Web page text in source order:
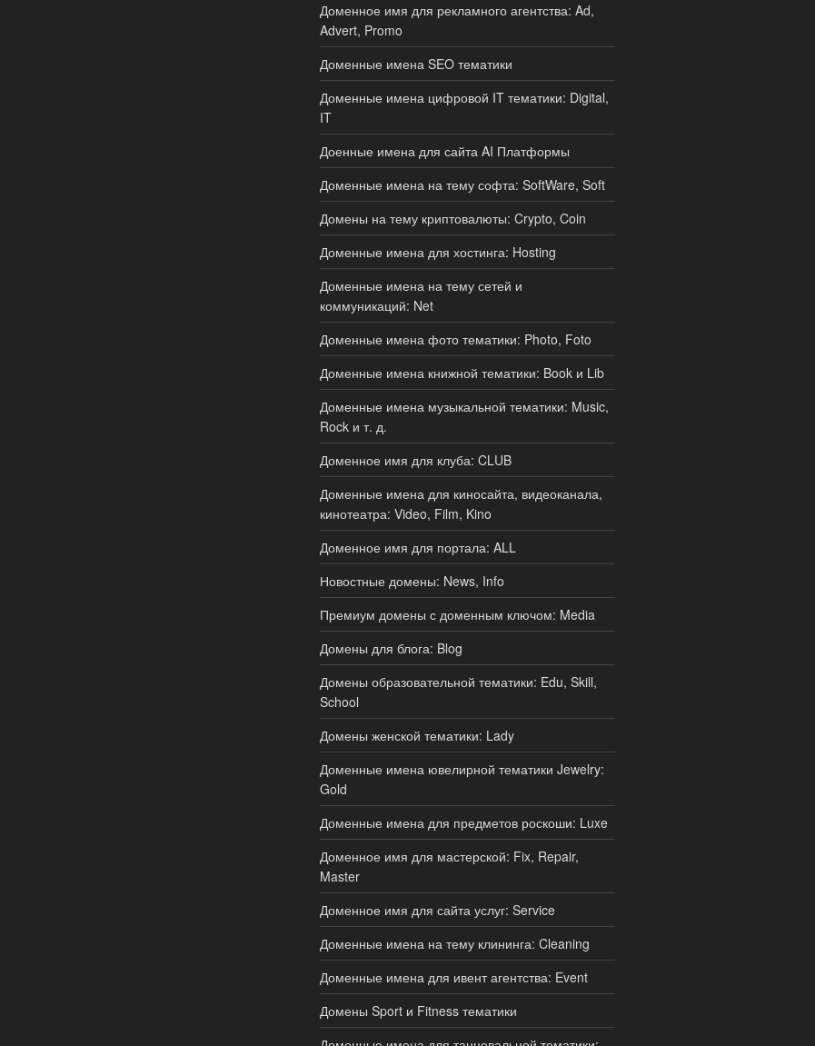
Доменное имя для рекламного агентства: Ad,
Advert, Promo
Доменные имена SEO тематики
Доменные имена цифровой IT тематики: Digital,
IT
Доенные имена для сайта AI Платформы
Доменные имена на тему софта: SoftWare, Soft
Домены на тему криптовалюты: Crypto, Coin
Доменные имена для хостинга: Hosting
Доменные имена на тему сетей и
коммуникаций: Net
Доменные имена фото тематики: Photo, Foto
Доменные имена книжной тематики: Book и Lib
Доменные имена музыкальной тематики: Music,
Rock и т. д.
Доменное имя для клуба: CLUB
Доменные имена для киносайта, видеоканала,
кинотеатра: Video, Film, Kino
Доменное имя для портала: ALL
Новостные домены: News, Info
Премиум домены с доменным ключом: Media
Домены для блога: Blog
Домены образовательной тематики: Edu, Skill,
School
Домены женской тематики: Lady
Доменные имена ювелирной тематики Jewelry:
Gold
Доменные имена для предметов роскоши: Luxe
Доменное имя для мастерской: Fix, Repair,
Master
Доменное имя для сайта услуг: Service
Доменные имена на тему клининга: Cleaning
Доменные имена для ивент агентства: Event
Домены Sport и Fitness тематики